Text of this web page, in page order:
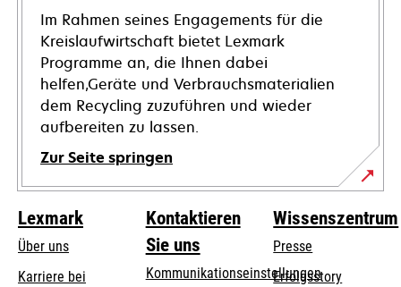
Im Rahmen seines Engagements für die
Kreislaufwirtschaft bietet Lexmark
Programme an, die Ihnen dabei
helfen,Geräte und Verbrauchsmaterialien
dem Recycling zuzuführen und wieder
aufbereiten zu lassen.
Zur Seite springen
Lexmark
Über uns
Karriere bei
Kontaktieren
Sie uns
Kommunikationseinstellungen
Wissenszentrum
Presse
Erfolgsstory